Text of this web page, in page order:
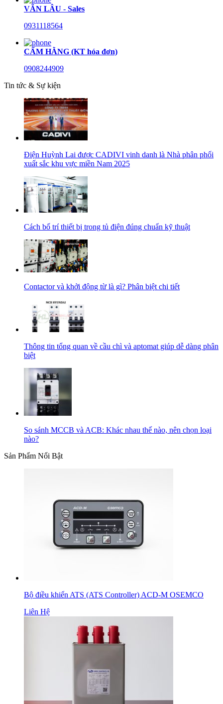
VĂN LÂU - Sales
0931118564
CẨM HẰNG (KT hóa đơn)
0908244909
Tin tức & Sự kiện
Điện Huỳnh Lai được CADIVI vinh danh là Nhà phân phối
xuất sắc khu vực miền Nam 2025
Cách bố trí thiết bị trong tủ điện đúng chuẩn kỹ thuật
Contactor và khởi động từ là gì? Phân biệt chi tiết
Thông tin tổng quan về cầu chì và aptomat giúp dễ dàng phân
biệt
So sánh MCCB và ACB: Khác nhau thế nào, nên chọn loại
nào?
Sản Phẩm Nổi Bật
Bộ điều khiển ATS (ATS Controller) ACD-M OSEMCO
Liên Hệ